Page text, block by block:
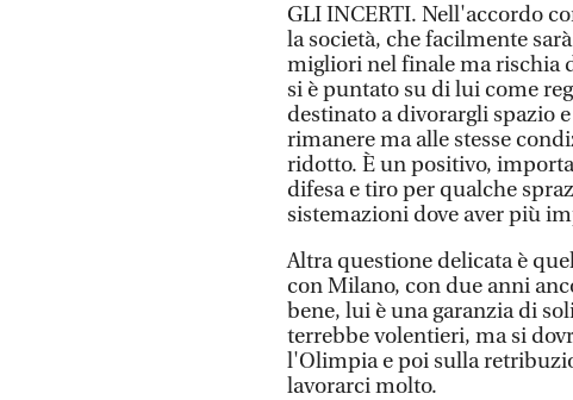
GLI INCERTI. Nell'accordo
la società, che facilmente
migliori nel finale ma rischia
si è puntato su di lui come
destinato a divorargli spazio
rimanere ma alle stesse
ridotto. È un positivo,
difesa e tiro per qualche
sistemazioni dove aver più
Altra questione delicata è
con Milano, con due anni
bene, lui è una garanzia di
terrebbe volentieri, ma si
l'Olimpia e poi sulla
lavorarci molto.